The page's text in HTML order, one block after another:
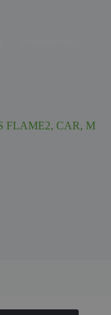
FLAME2, CAR, M